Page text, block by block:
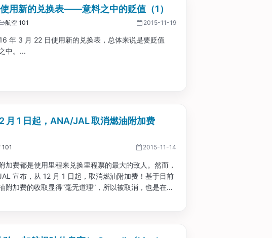
用新的兑换表——意料之中的贬值（1）
航空 101 2015-11-19
年 3 月 22 日使用新的兑换表，总体来说是要贬值
中。...
月 1 日起，ANA/JAL 取消燃油附加费
101 2015-11-14
加费都是使用里程来兑换里程票的最大的敌人。然而，
宣布，从 12 月 1 日起，取消燃油附加费！基于目前
附加费的收取显得“毫无道理”，所以被取消，也是在情